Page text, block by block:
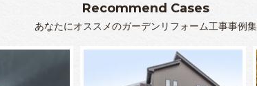
Recommend Cases
あなたにオススメのガーデンリフォーム工事事例集